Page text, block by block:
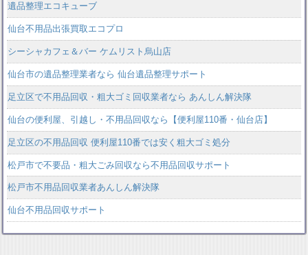
遺品整理エコキューブ
仙台不用品出張買取エコプロ
シーシャカフェ＆バー ケムリスト烏山店
仙台市の遺品整理業者なら 仙台遺品整理サポート
足立区で不用品回収・粗大ゴミ回収業者なら あんしん解決隊
仙台の便利屋、引越し・不用品回収なら【便利屋110番・仙台店】
足立区の不用品回収 便利屋110番では安く粗大ゴミ処分
松戸市で不要品・粗大ごみ回収なら不用品回収サポート
松戸市不用品回収業者あんしん解決隊
仙台不用品回収サポート